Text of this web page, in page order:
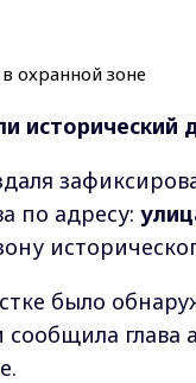
исторический
по адресу:
было
глава